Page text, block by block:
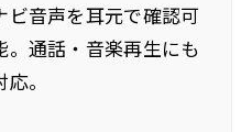
ビ音声を耳元で確認可
。通話・音楽再生にも
応。